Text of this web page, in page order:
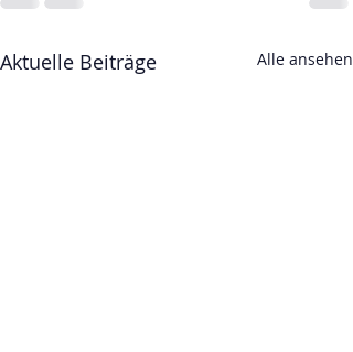
Aktuelle Beiträge Alle ansehen